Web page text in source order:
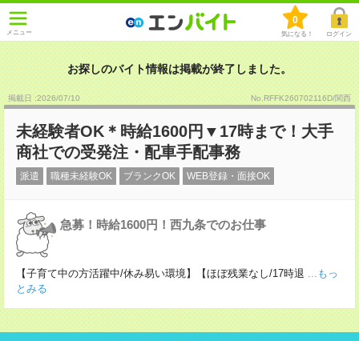
メニュー
0
気になる！ ログイン
お探しのバイト情報は掲載が終了しました。
掲載日 :2026/07/10 No.RFFK260702116D/関西
未経験者OK＊時給1600円▼17時まで！大手
商社での受発注・配車手配事務
派遣 職種未経験OK ブランクOK WEB登録・面接OK
急募！時給1600円！西九条でのお仕事
【子育て中の方活躍中/休み易い環境】【ほぼ残業なし/17時退 ...もっ
とみる